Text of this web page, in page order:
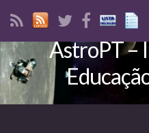
Search for:
AstroPT –